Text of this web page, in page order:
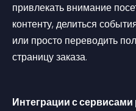
привлекать внимание
контенту, делиться
или просто переводить
страницу заказа.
Интеграции с